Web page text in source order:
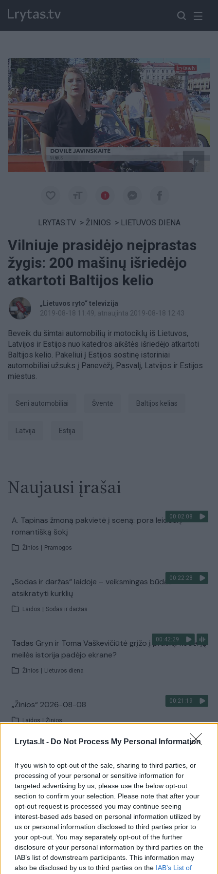
Lrytas.lt - Do Not Process My Personal Information
If you wish to opt-out of the sale, sharing to third parties, or
processing of your personal or sensitive information for
targeted advertising by us, please use the below opt-out
section to confirm your selection. Please note that after your
opt-out request is processed you may continue seeing
interest-based ads based on personal information utilized by
us or personal information disclosed to third parties prior to
your opt-out. You may separately opt-out of the further
disclosure of your personal information by third parties on the
IAB’s list of downstream participants. This information may
also be disclosed by us to third parties on the IAB’s List of
Paremkite Ukrainą
LRYTAS.TV > ŽINIOS > LIETUVOS DIENA
Vilniuje prasidėjo neįprastas
žygis: 200 mašinų išriedėjo
atkartoti Baltijos kelio
„Lietuvos ryto“ televizija
2019-08-18 11:49, atnaujinta 2019-08-18 12:43
Beveik du šimtai automobilių ir motociklų iš Lietuvos,
Latvijos ir Estijos nuo katedros aikštės išriedėjo atkartoti
Baltijos kelio. Pakeliui į Estijos sostinę istoriniai
automobiliai užsuks į Panevėžį, Pasvalį, Latvijos ir Estijos
miestus.
seni automobiliai Šventė Baltijos kelias
Latvija Estija
Naujausi įrašai
00:02:08
A. Tapinas žmoną pakvietė į sceną: pora leidosi į
romantišką šokį
Žinios Pramogos
00:22:28
„Sodas ir daržas“ laidoje – veiksmingas būdas
atsikratyti kurklių
Laidos Sodas ir daržas
00:42:29
Tadas Gryn ir Toma Vaškevičiūtė grįžo į praeitį: kodėl jų
meilės istorija padėjo ekrane?
Žinios Lietuvos diena
00:21:19
„Žinios“ 2026-08-08
Laidos Žinios
Žiūrimiausi įrašai
00:00:30
Vaizdai iš tragiškos avarijos Vilniaus r.: dviejų moterų ir
vaiko gyvybių išgelbėti nepavyko
Žinios Lietuvos diena